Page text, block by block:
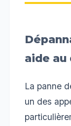
aide au
La panne
un des